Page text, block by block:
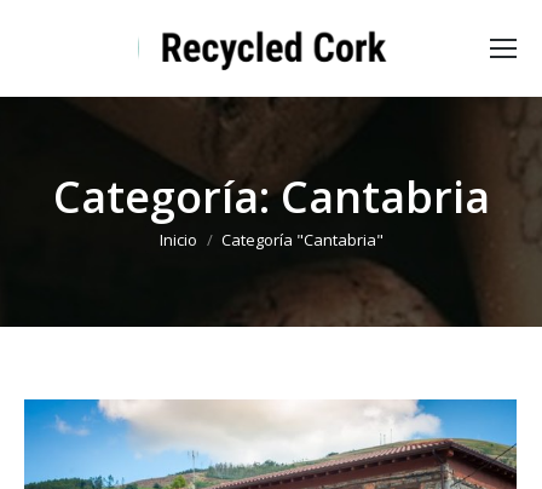
Categoría:Cantabria
Estás aquí:
Inicio Categoría "Cantabria"